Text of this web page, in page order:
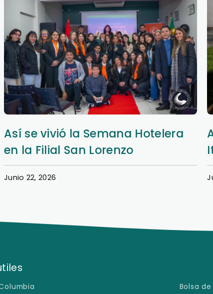
Aprendizaje y extensión en Nueva
Italia
Junio 20, 2026
Bolsa